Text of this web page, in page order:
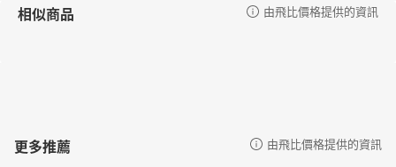
相似商品 由飛比價格提供的資訊
更多推薦 由飛比價格提供的資訊